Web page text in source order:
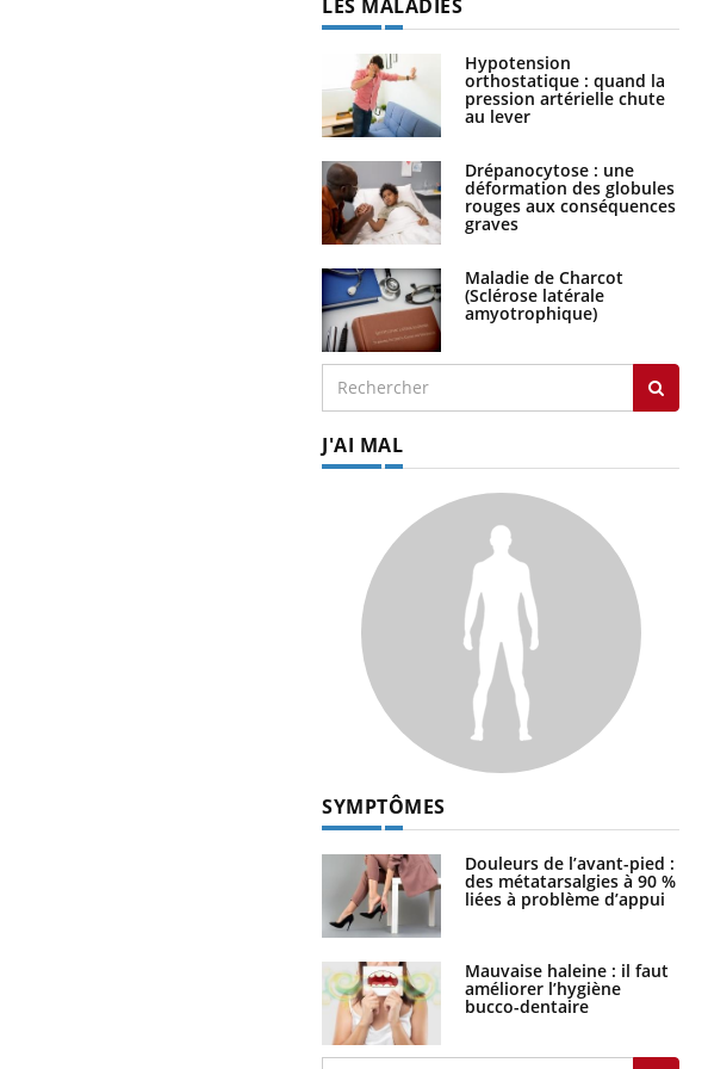
LES MALADIES
Hypotension
orthostatique : quand la
pression artérielle chute
au lever
Drépanocytose : une
déformation des globules
rouges aux conséquences
graves
Maladie de Charcot
(Sclérose latérale
amyotrophique)
J'AI MAL
SYMPTÔMES
Douleurs de l’avant-pied :
des métatarsalgies à 90 %
liées à problème d’appui
Mauvaise haleine : il faut
améliorer l’hygiène
bucco-dentaire